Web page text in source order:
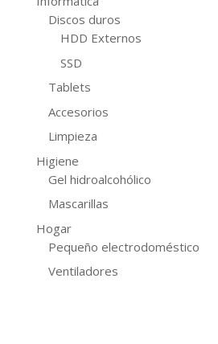
Discos duros
HDD Externos
SSD
Tablets
Accesorios
Limpieza
Higiene
Gel hidroalcohólico
Mascarillas
Hogar
Pequeño electrodoméstico
Ventiladores